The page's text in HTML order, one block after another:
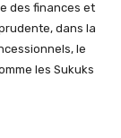
des finances et
dans la
le
les Sukuks